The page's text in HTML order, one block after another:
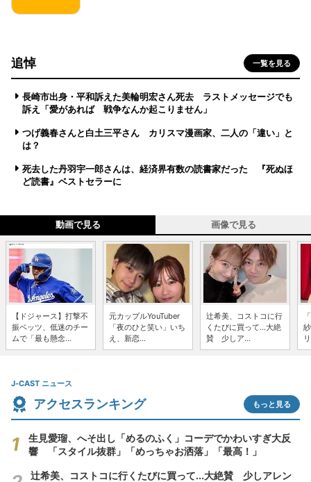
追悼 一覧を見る
長崎市出身・平和訴えた美輪明宏さん死去 ラストメッセージでも
訴え「愛があれば 戦争なんか起こりません」
つげ義春さんと白土三平さん カリスマ漫画家、二人の「違い」と
は？
死去した丹羽宇一郎さんは、経済界有数の読書家だった 『死ぬほ
ど読書』ベストセラーに
動画で見る 画像で見る
【ドジャース】打撃不
振ベッツ、低迷のチー
ムで「最も懸念...
元カップルYouTuber
「夜のひと笑い」いち
え、新恋...
辻希美、コストコに行
くたびに買って...大絶
賛 少しア...
J-CAST ニュース
アクセスランキング もっと見る
生見愛瑠、へそ出し「めるのふく」コーデでかわいすぎ大反
響 「スタイル抜群」「めっちゃお洒落」「最高！」
辻希美、コストコに行くたびに買って...大絶賛 少しアレン